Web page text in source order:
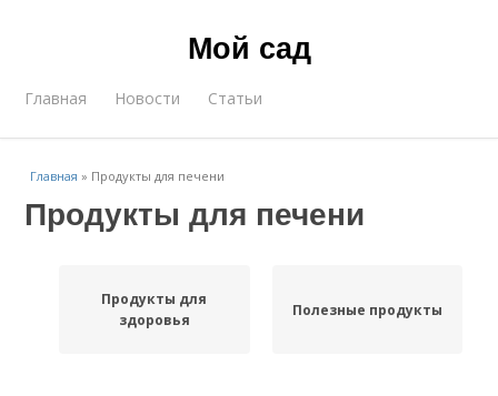
Мой сад
Главная Новости Статьи
Главная » Продукты для печени
Продукты для печени
Продукты для
здоровья
Полезные продукты